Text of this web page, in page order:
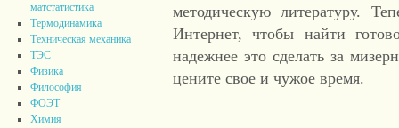
матстатистика
Термодинамика
Техническая механика
ТЭС
Физика
Философия
ФОЭТ
Химия
методическую литературу.
Интернет, чтобы найти
надежнее это сделать за
цените свое и чужое время.